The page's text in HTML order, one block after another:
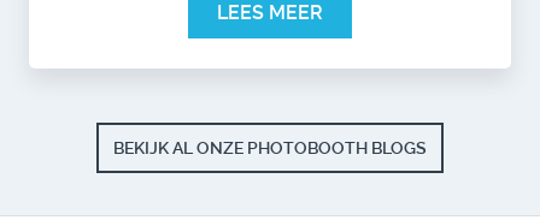
LEES MEER
BEKIJK AL ONZE PHOTOBOOTH BLOGS